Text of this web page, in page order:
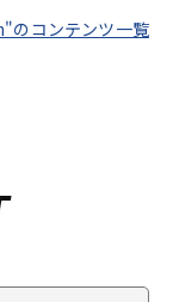
のコンテンツ一覧